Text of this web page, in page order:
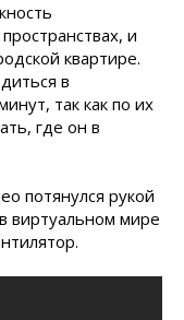
и
квартире.
в
так как по их
где он в
потянулся рукой
виртуальном мире